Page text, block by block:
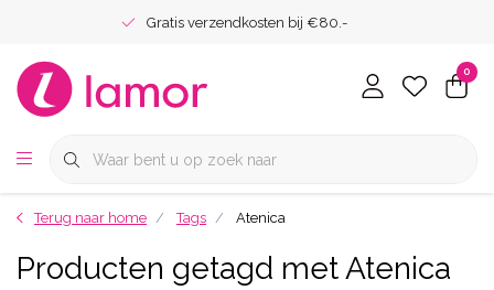
Gratis verzendkosten bij €80.-
0
Terug naar home Tags Atenica
Producten getagd met Atenica